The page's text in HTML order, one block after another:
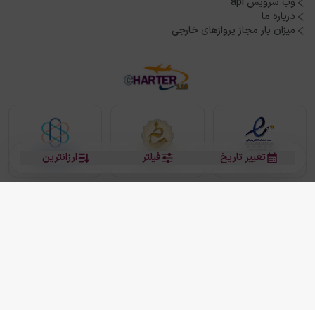
ارزانترین فیلتر تغییر تاریخ
درباره ما
میزان بار مجاز پروازهای خارجی